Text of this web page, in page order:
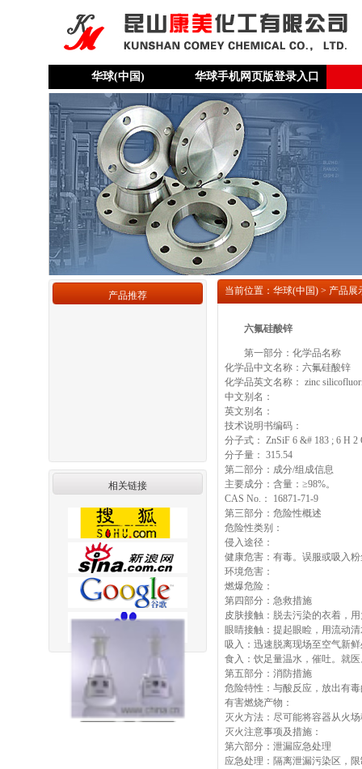
华球(中国) 华球手机网页版登录入口
产品推荐
相关链接
当前位置：华球(中国) > 产品展
六氟硅酸锌
第一部分：化学品名称
化学品中文名称：六氟硅酸锌
化学品英文名称： zinc
中文别名：
英文别名：
技术说明书编码：
分子式： ZnSiF 6 &# 183 ; 6 H 2
分子量： 315.54
第二部分：成分/组成信息
主要成分：含量：≥98%。
CAS No.： 16871-71-9
第三部分：危险性概述
危险性类别：
侵入途径：
健康危害：有毒。误服或吸入
环境危害：
燃爆危险：
第四部分：急救措施
皮肤接触：脱去污染的衣着，
眼睛接触：提起眼睑，用流动
吸入：迅速脱离现场至空气新
食入：饮足量温水，催吐。就
第五部分：消防措施
危险特性：与酸反应，放出有
有害燃烧产物：
灭火方法：尽可能将容器从火
灭火注意事项及措施：
第六部分：泄漏应急处理
应急处理：隔离泄漏污染区，